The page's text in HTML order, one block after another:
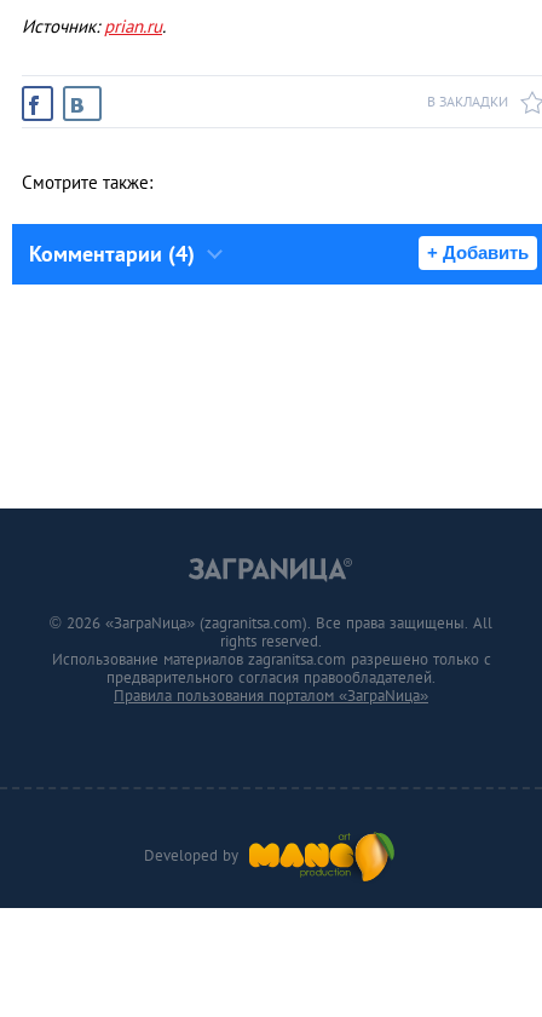
Источник:prian.ru.
В ЗАКЛАДКИ
Смотрите также:
Комментарии (4) + Добавить
Developed by
© 2026 «ЗаграNица» (zagranitsa.com). Все права защищены. All
rights reserved.
Использование материалов zagranitsa.com разрешено только с
предварительного согласия правообладателей.
Правила пользования порталом «ЗаграNица»